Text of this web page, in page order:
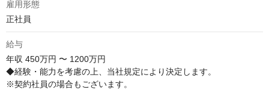
雇用形態
正社員
給与
年収 450万円 〜 1200万円
◆経験・能力を考慮の上、当社規定により決定します。
※契約社員の場合もございます。